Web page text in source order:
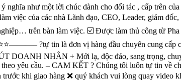
như một lời chúc dành cho đối tác , cấp trên
việc của các nhà Lãnh đạo, CEO, Leader, giám
trên bàn làm việc. ☑️ Được làm thủ công từ
?tự tin là đơn vị hàng đầu chuyên cung
DOANH NHÂN + Mới lạ, độc đáo, sang trọng,
yêu cầu. – CAM KẾT ? Chúng tôi luôn tự tin về
khi giao hàng ❌ quý khách vui lòng quay